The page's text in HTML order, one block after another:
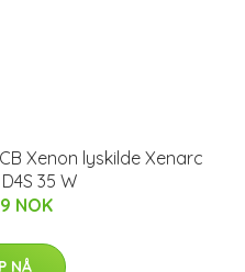
Xenon lyskilde Xenarc
35 W
NOK
NÅ